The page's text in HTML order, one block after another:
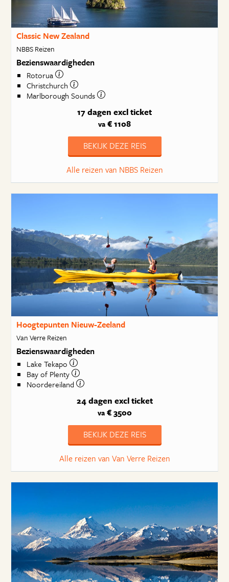
Classic New Zealand
NBBS Reizen
Bezienswaardigheden
Rotorua
Christchurch
Marlborough Sounds
17 dagen excl ticket
va € 1108
BEKIJK DEZE REIS
Alle reizen van NBBS Reizen
Hoogtepunten Nieuw-Zeeland
Van Verre Reizen
Bezienswaardigheden
Lake Tekapo
Bay of Plenty
Noordereiland
24 dagen excl ticket
va€ 3500
BEKIJK DEZE REIS
Alle reizen van Van Verre Reizen